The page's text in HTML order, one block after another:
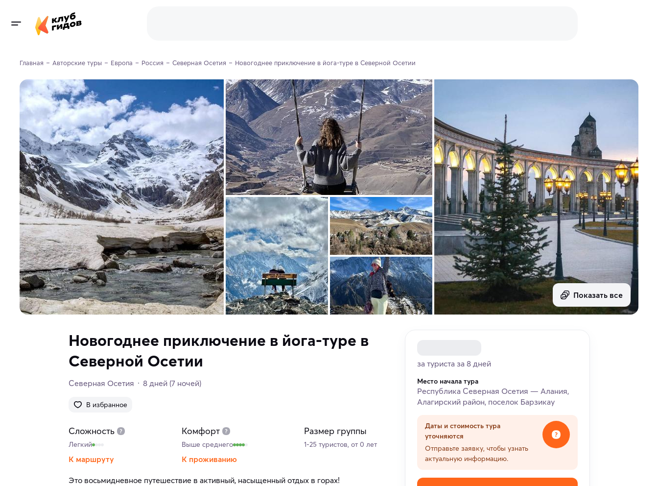
Главная Авторские туры Европа Россия Северная Осетия Новогоднее приключение в йога-туре в Северной Осетии
Показать все
Новогоднее приключение в йога-туре в
Северной Осетии
В избранное
Северная Осетия 8 дней (7 ночей)
Сложность
Легкий
К маршруту
Комфорт
Выше среднего
К проживанию
Размер группы
1-25 туристов, от 0 лет
Это восьмидневное путешествие в активный, насыщенный отдых в горах!
за туриста за 8 дней
Место начала тура
Республика Северная Осетия — Алания,
Алагирский район, поселок Барзикау
Даты и стоимость тура
уточняются
Отправьте заявку, чтобы узнать
актуальную информацию.